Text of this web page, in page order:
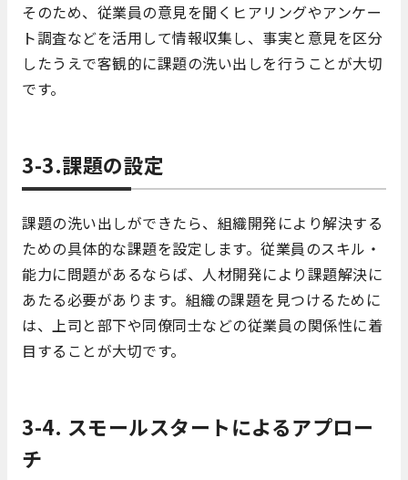
そのため、従業員の意見を聞くヒアリングやアンケー
ト調査などを活用して情報収集し、事実と意見を区分
したうえで客観的に課題の洗い出しを行うことが大切
です。
3-3.課題の設定
課題の洗い出しができたら、組織開発により解決する
ための具体的な課題を設定します。従業員のスキル・
能力に問題があるならば、人材開発により課題解決に
あたる必要があります。組織の課題を見つけるために
は、上司と部下や同僚同士などの従業員の関係性に着
目することが大切です。
3-4. スモールスタートによるアプロー
チ